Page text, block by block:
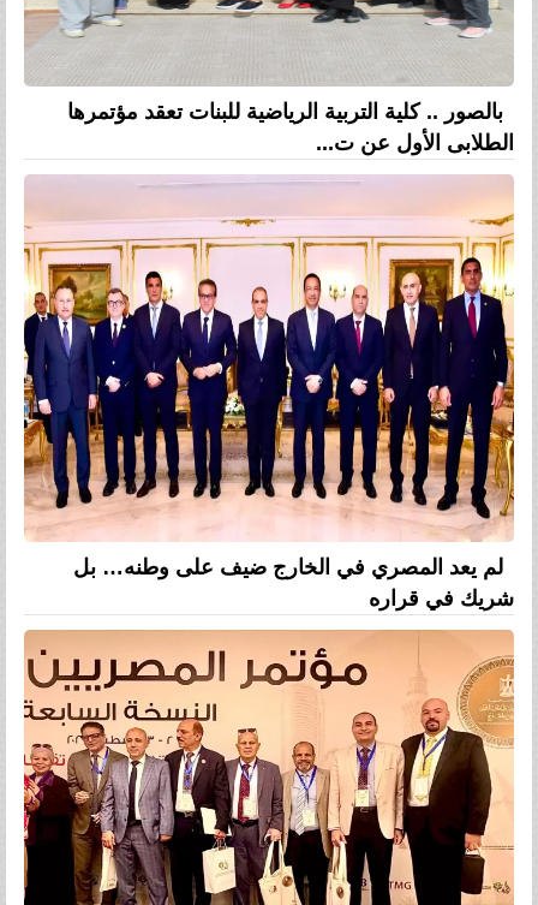
بالصور .. كلية التربية الرياضية للبنات تعقد مؤتمرها
الطلابى الأول عن ت...
لم يعد المصري في الخارج ضيف على وطنه… بل
شريك في قراره